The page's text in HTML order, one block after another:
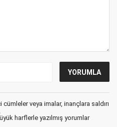
veya imalar, inançlara saldırı
harflerle yazılmış yorumlar